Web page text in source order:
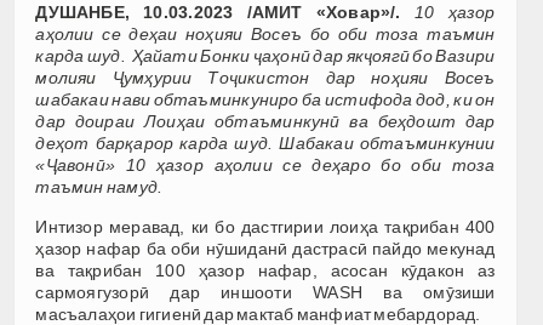
ДУШАНБЕ, 10.03.2023 /АМИТ «Ховар»/.
10 ҳазор
аҳолии се деҳаи ноҳияи Восеъ бо оби тоза таъмин
карда шуд. Ҳайати Бонки ҷаҳонӣ дар якҷоягӣ бо Вазири
молияи Ҷумҳурии Тоҷикистон дар ноҳияи Восеъ
шабакаи нави обтаъминкуниро ба истифода дод, ки он
дар доираи Лоиҳаи обтаъминкунӣ ва беҳдошт дар
деҳот барқарор карда шуд. Шабакаи обтаъминкунии
«Ҷавонӣ» 10 ҳазор аҳолии се деҳаро бо оби тоза
таъмин намуд.
Интизор меравад, ки бо дастгирии лоиҳа тақрибан 400
ҳазор нафар ба оби нӯшиданӣ дастрасӣ пайдо мекунад
ва тақрибан 100 ҳазор нафар, асосан кӯдакон аз
сармоягузорӣ дар иншооти WASH ва омӯзиши
масъалаҳои гигиенӣ дар мактаб манфиат мебардорад.